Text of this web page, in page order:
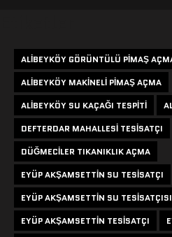
ALIBEYKÖY GÖRÜNTÜLÜ PIMAŞ
ALIBEYKÖY MAKINELI PIMAŞ AÇMA
ALIBEYKÖY SU KAÇAĞI TESPITI
DEFTERDAR MAHALLESI TESISATÇI
DÜĞMECILER TIKANIKLIK AÇMA
EYÜP AKŞAMSETTIN SU TESISATÇI
EYÜP AKŞAMSETTIN SU TESISATÇISI
EYÜP AKŞAMSETTIN TESISATÇI